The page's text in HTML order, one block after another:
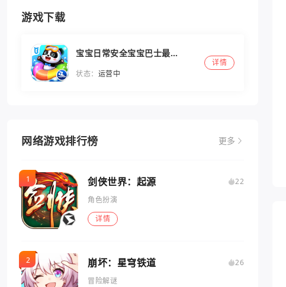
游戏下载
宝宝日常安全宝宝巴士最新
状态： 运营中
详情
网络游戏排行榜 更多
剑侠世界：起源
22
角色扮演
详情
崩坏：星穹铁道
26
冒险解谜